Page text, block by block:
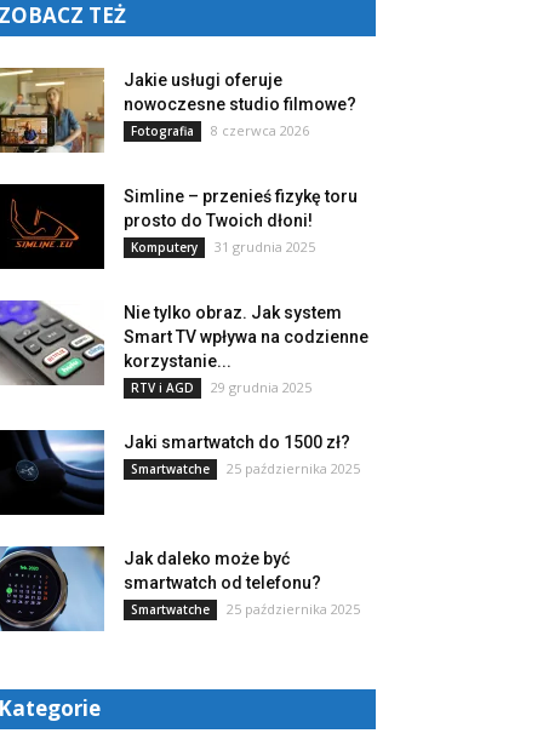
ZOBACZ TEŻ
Jakie usługi oferuje
nowoczesne studio filmowe?
Fotografia 8 czerwca 2026
Simline – przenieś fizykę toru
prosto do Twoich dłoni!
Komputery 31 grudnia 2025
Nie tylko obraz. Jak system
Smart TV wpływa na codzienne
korzystanie...
RTV i AGD 29 grudnia 2025
Jaki smartwatch do 1500 zł?
Smartwatche 25 października 2025
Jak daleko może być
smartwatch od telefonu?
Smartwatche 25 października 2025
Kategorie